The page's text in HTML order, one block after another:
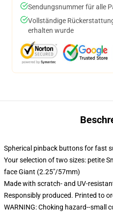
Sendungsnummer für alle
Vollständige
erhalten wurde
Spherical pinback buttons for fast
Your selection of two sizes: petite
face Giant (2.25"/57mm)
Made with scratch- and UV-
Responsibly produced. Printed to
WARNING: Choking hazard--small